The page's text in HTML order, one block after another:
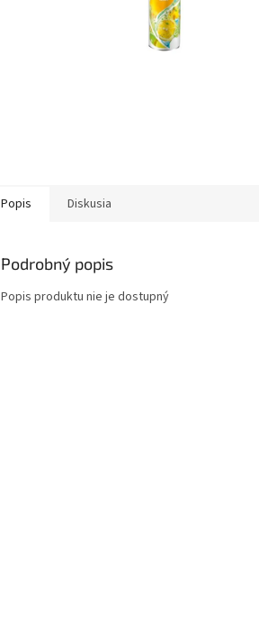
Popis Diskusia
Podrobný popis
Popis produktu nie je dostupný